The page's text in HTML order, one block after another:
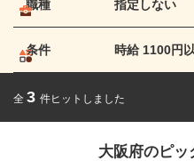
職種 指定しない
条件 時給 1100円
全 3 件ヒットしました
大阪府のピッ